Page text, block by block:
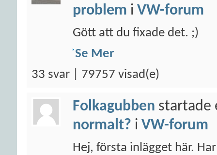
problem i VW-forum
Gött att du fixade det. ;)
Se Mer
33 svar | 79757 visad(e)
Folkagubben startade
normalt? i VW-forum
Hej, första inlägget här.